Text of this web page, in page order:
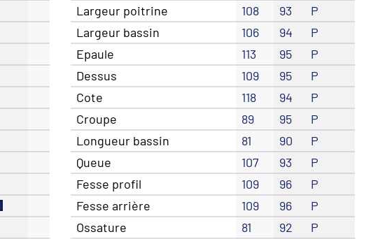
Largeur poitrine
108 93
P
Largeur bassin
106 94
P
Epaule
113 95
P
Dessus
109 95
P
Cote
118 94
P
Croupe
89 95
P
Longueur bassin
81 90
P
Queue
107 93
P
Fesse profil
109 96
P
Fesse arrière
109 96
P
Ossature
81 92
P